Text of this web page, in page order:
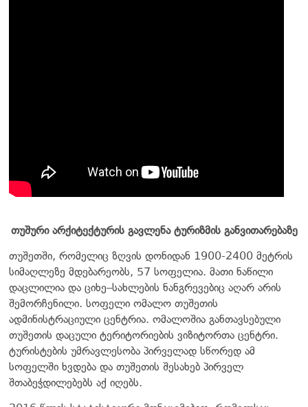
თუშური არქიტექტურის გავლენა ტურიზმის განვითარებაზე
თუშეთში, რომელიც ზღვის დონიდან 1900-2400 მეტრის
სიმაღლეზე მდებარეობს, 57 სოფელია. მათი ნაწილი
დაცლილია და ციხე–სახლების ნანგრევებიც აღარ არის
შემორჩენილი. სოფელი ომალო თუშეთის
ადმინისტრაციული ცენტრია. ომალოშია განთავსებული
თუშეთის დაცული ტერიტორიების ვიზიტორთა ცენტრი.
ტურისტების უმრავლესობა პირველად სწორედ ამ
სოფელში ხვდება და თუშეთის შესახებ პირველ
შთაბეჭდილებებს აქ იღებს.